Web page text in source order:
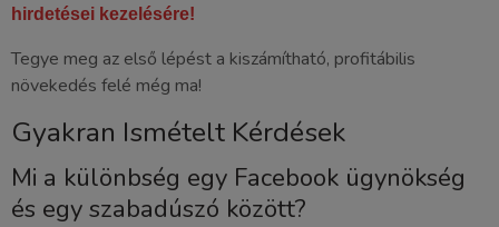
hirdetései kezelésére!
Tegye meg az első lépést a kiszámítható, profitábilis
növekedés felé még ma!
Gyakran Ismételt Kérdések
Mi a különbség egy Facebook ügynökség
és egy szabadúszó között?